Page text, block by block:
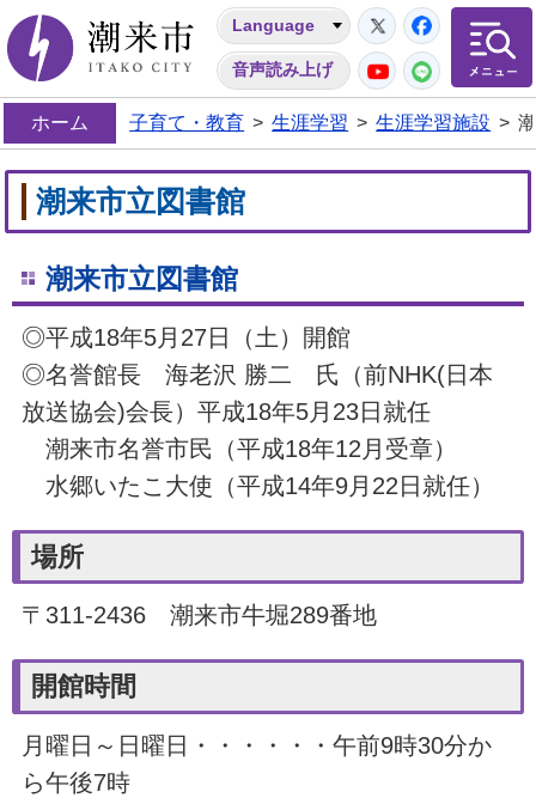
潮来市
Language
音声読み上げ
Twitter
YouTube
LINE
ホーム 子育て・教育 > 生涯学習 > 生涯学習施設 >
潮来市立図書館
潮来市立図書館
◎平成18年5月27日（土）開館
◎名誉館長 海老沢 勝二 氏（前NHK(日本
放送協会)会長）平成18年5月23日就任
潮来市名誉市民（平成18年12月受章）
水郷いたこ大使（平成14年9月22日就任）
場所
〒311-2436 潮来市牛堀289番地
開館時間
月曜日～日曜日・・・・・・午前9時30分か
ら午後7時